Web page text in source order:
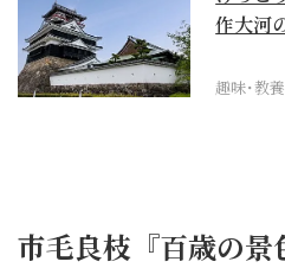
作大河
趣味･教養
市毛良枝『百歳の